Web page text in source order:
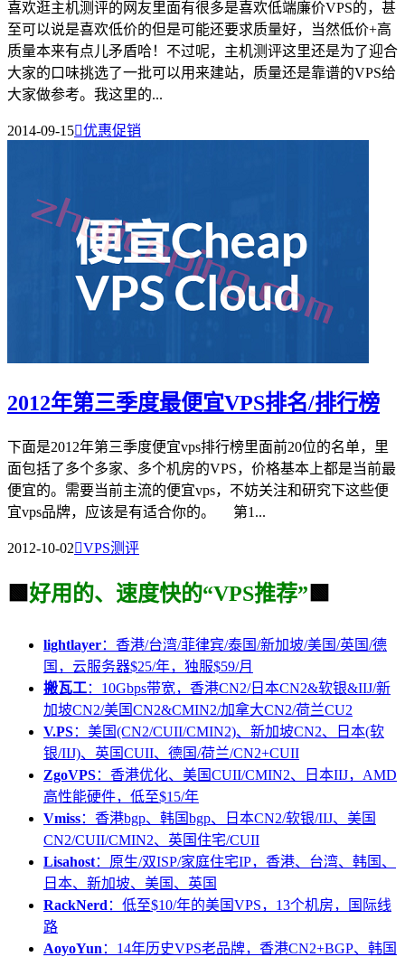
喜欢逛主机测评的网友里面有很多是喜欢低端廉价VPS的，甚
至可以说是喜欢低价的但是可能还要求质量好，当然低价+高
质量本来有点儿矛盾哈！不过呢，主机测评这里还是为了迎合
大家的口味挑选了一批可以用来建站，质量还是靠谱的VPS给
大家做参考。我这里的...
2014-09-15优惠促销
2012年第三季度最便宜VPS排名/排行榜
下面是2012年第三季度便宜vps排行榜里面前20位的名单，里
面包括了多个多家、多个机房的VPS，价格基本上都是当前最
便宜的。需要当前主流的便宜vps，不妨关注和研究下这些便
宜vps品牌，应该是有适合你的。 第1...
2012-10-02VPS测评
🟩 好用的、速度快的“VPS推荐” 🟩
lightlayer：香港/台湾/菲律宾/泰国/新加坡/美国/英国/德
国，云服务器$25/年，独服$59/月
搬瓦工：10Gbps带宽，香港CN2/日本CN2&软银&IIJ/新
加坡CN2/美国CN2&CMIN2/加拿大CN2/荷兰CU2
V.PS：美国(CN2/CUII/CMIN2)、新加坡CN2、日本(软
银/IIJ)、英国CUII、德国/荷兰/CN2+CUII
ZgoVPS：香港优化、美国CUII/CMIN2、日本IIJ，AMD
高性能硬件，低至$15/年
Vmiss：香港bgp、韩国bgp、日本CN2/软银/IIJ、美国
CN2/CUII/CMIN2、英国住宅/CUII
Lisahost：原生/双ISP/家庭住宅IP，香港、台湾、韩国、
日本、新加坡、美国、英国
RackNerd ：低至$10/年的美国VPS，13个机房，国际线
路
AoyoYun ：14年历史VPS老品牌，香港CN2+BGP、韩国